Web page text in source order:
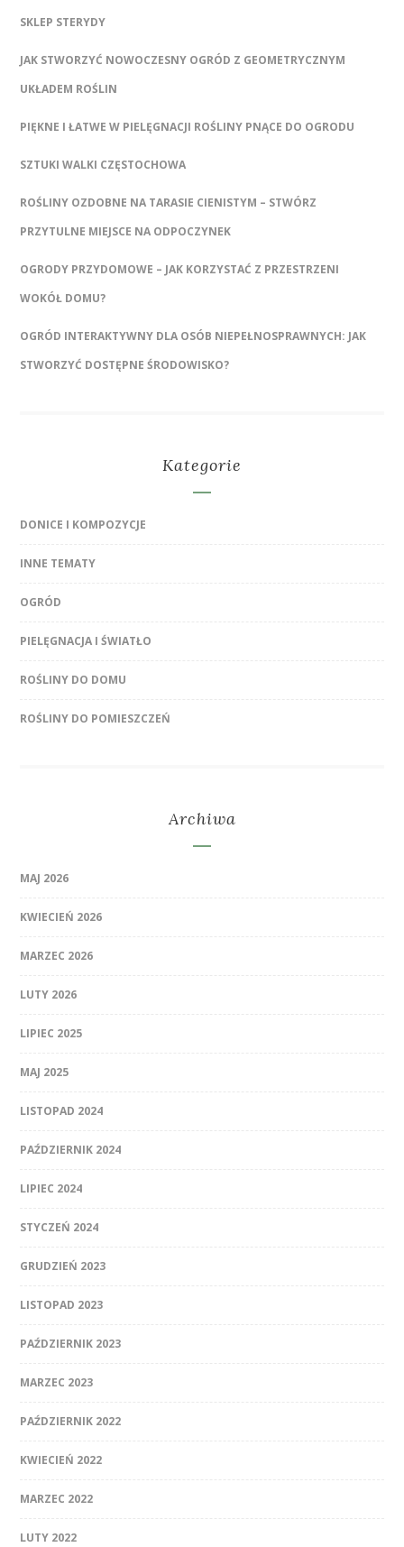
SKLEP STERYDY
JAK STWORZYĆ NOWOCZESNY OGRÓD Z GEOMETRYCZNYM
UKŁADEM ROŚLIN
PIĘKNE I ŁATWE W PIELĘGNACJI ROŚLINY PNĄCE DO OGRODU
SZTUKI WALKI CZĘSTOCHOWA
ROŚLINY OZDOBNE NA TARASIE CIENISTYM – STWÓRZ
PRZYTULNE MIEJSCE NA ODPOCZYNEK
OGRODY PRZYDOMOWE – JAK KORZYSTAĆ Z PRZESTRZENI
WOKÓŁ DOMU?
OGRÓD INTERAKTYWNY DLA OSÓB NIEPEŁNOSPRAWNYCH: JAK
STWORZYĆ DOSTĘPNE ŚRODOWISKO?
Kategorie
DONICE I KOMPOZYCJE
INNE TEMATY
OGRÓD
PIELĘGNACJA I ŚWIATŁO
ROŚLINY DO DOMU
ROŚLINY DO POMIESZCZEŃ
Archiwa
MAJ 2026
KWIECIEŃ 2026
MARZEC 2026
LUTY 2026
LIPIEC 2025
MAJ 2025
LISTOPAD 2024
PAŹDZIERNIK 2024
LIPIEC 2024
STYCZEŃ 2024
GRUDZIEŃ 2023
LISTOPAD 2023
PAŹDZIERNIK 2023
MARZEC 2023
PAŹDZIERNIK 2022
KWIECIEŃ 2022
MARZEC 2022
LUTY 2022